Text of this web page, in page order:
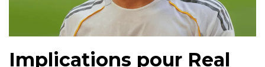
Implications pour Real